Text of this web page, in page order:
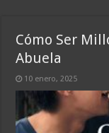
Cómo Ser
Abuela
10 enero, 2025